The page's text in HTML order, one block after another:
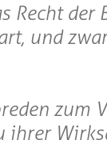
Recht
und
zum
ihrer